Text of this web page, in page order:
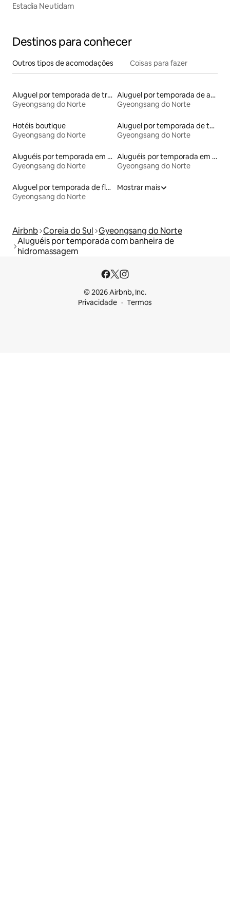
Estadia Neutidam
Destinos para conhecer
Outros tipos de acomodações Coisas para fazer
Aluguel por temporada de trailers
Gyeongsang do Norte
Aluguel por temporada de apart-hotéis
Gyeongsang do Norte
Hotéis boutique
Gyeongsang do Norte
Aluguel por temporada de townhouses
Gyeongsang do Norte
Aluguéis por temporada em resorts
Gyeongsang do Norte
Aluguéis por temporada em acampamentos
Gyeongsang do Norte
Aluguel por temporada de flats
Gyeongsang do Norte
Mostrar mais
Airbnb Coreia do Sul Gyeongsang do Norte
Aluguéis por temporada com banheira de
hidromassagem
© 2026 Airbnb, Inc.
Privacidade
Termos